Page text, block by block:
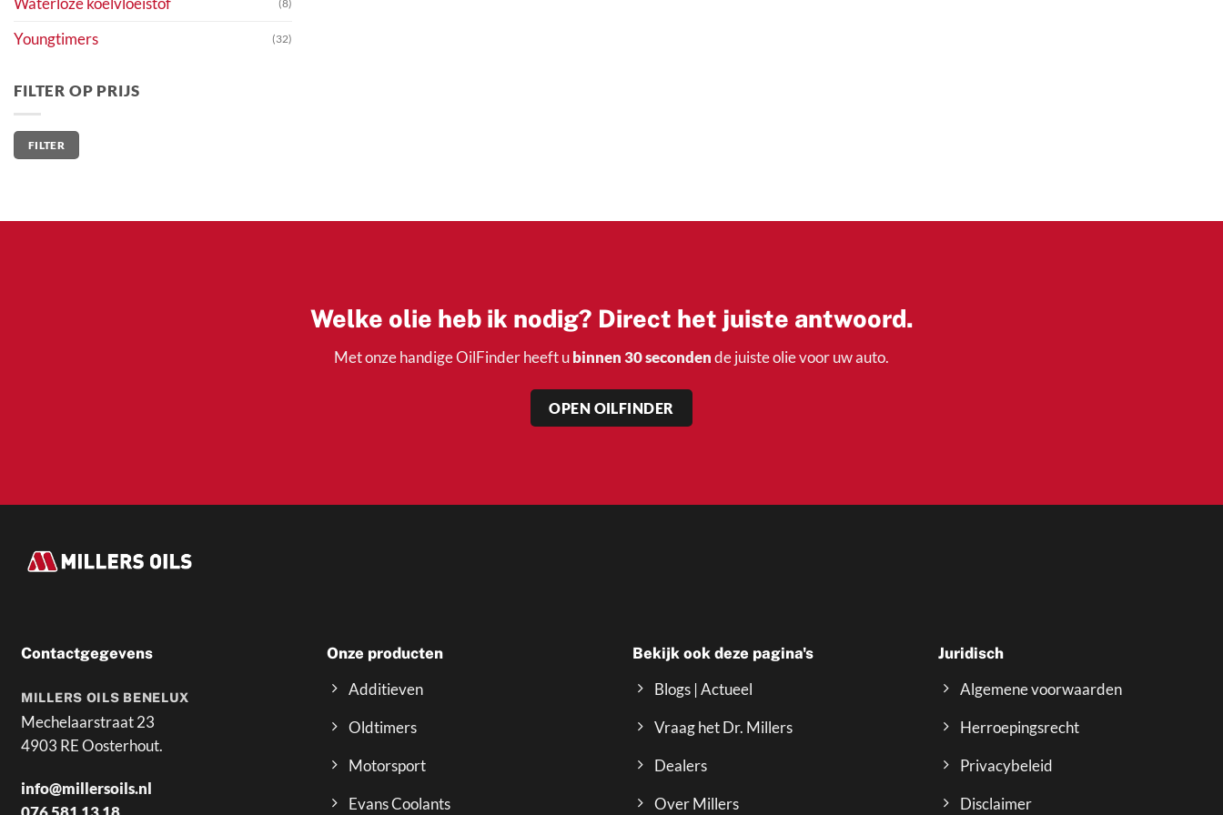
(8)
Youngtimers (32)
FILTER OP PRIJS
Min.
prijs
Max.
prijsFILTER
Welke olie heb ik nodig? Direct het juiste antwoord.
Met onze handige OilFinder heeft ubinnen 30 secondende juiste olie voor uw auto.
OPEN OILFINDER
Contactgegevens
MILLERS OILS BENELUX
Mechelaarstraat 23
4903 RE Oosterhout.
info@millersoils.nl
Onze producten
Additieven
Oldtimers
Motorsport
Evans Coolants
Bekijk ook deze pagina's
Blogs | Actueel
Vraag het Dr. Millers
Dealers
Over Millers
Juridisch
Algemene voorwaarden
Herroepingsrecht
Privacybeleid
Disclaimer